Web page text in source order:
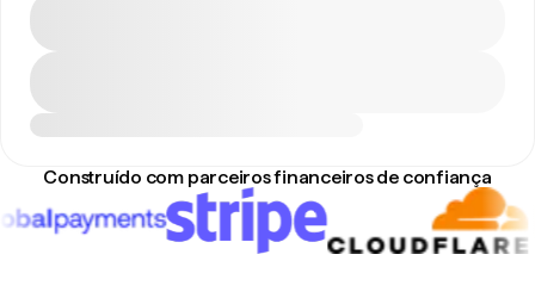
Construído com parceiros financeiros de confiança